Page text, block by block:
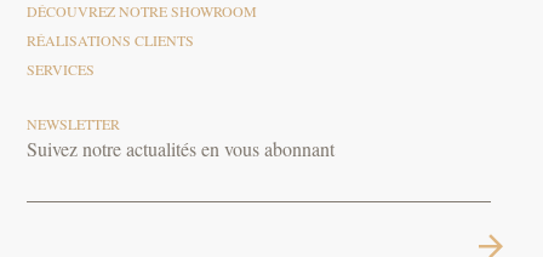
DÉCOUVREZ NOTRE SHOWROOM
RÉALISATIONS CLIENTS
SERVICES
NEWSLETTER
Suivez notre actualités en vous abonnant